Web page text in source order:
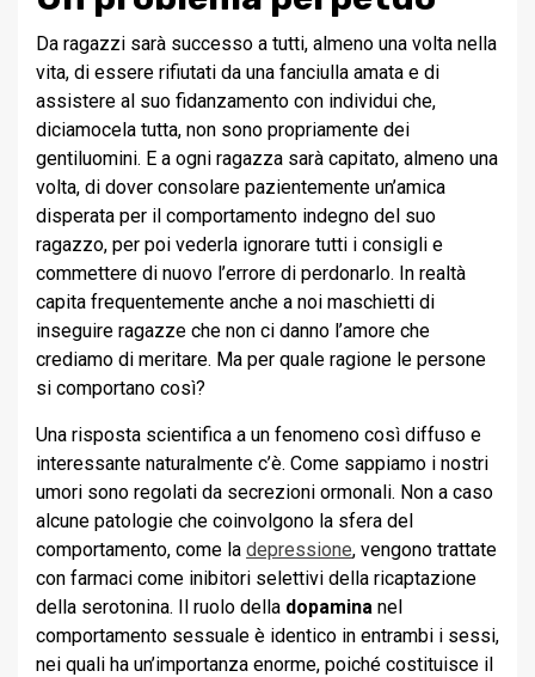
Da ragazzi sarà successo a tutti, almeno una volta nella
vita, di essere rifiutati da una fanciulla amata e di
assistere al suo fidanzamento con individui che,
diciamocela tutta, non sono propriamente dei
gentiluomini. E a ogni ragazza sarà capitato, almeno una
volta, di dover consolare pazientemente un’amica
disperata per il comportamento indegno del suo
ragazzo, per poi vederla ignorare tutti i consigli e
commettere di nuovo l’errore di perdonarlo. In realtà
capita frequentemente anche a noi maschietti di
inseguire ragazze che non ci danno l’amore che
crediamo di meritare. Ma per quale ragione le persone
si comportano così?
Una risposta scientifica a un fenomeno così diffuso e
interessante naturalmente c’è. Come sappiamo i nostri
umori sono regolati da secrezioni ormonali. Non a caso
alcune patologie che coinvolgono la sfera del
comportamento, come la depressione, vengono trattate
con farmaci come inibitori selettivi della ricaptazione
della serotonina. Il ruolo della dopamina nel
comportamento sessuale è identico in entrambi i sessi,
nei quali ha un’importanza enorme, poiché costituisce il